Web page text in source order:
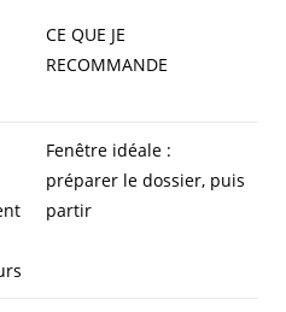
CE QUE JE
RECOMMANDE
Fenêtre idéale :
préparer le dossier, puis
partir